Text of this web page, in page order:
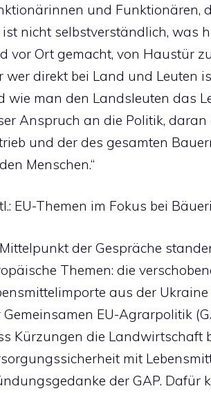
und Funktionären,
ist nicht selbstverständlich, was
vor Ort gemacht, von Haustür
wer direkt bei Land und Leuten
wie man den Landsleuten das
Anspruch an die Politik,
und der des gesamten
Menschen.“
EU-Themen im Fokus bei
der Gespräche
Themen: die
aus der
Gemeinsamen EU-Agrarpolitik
Kürzungen die Landwirtschaft
mit
der GAP. Dafür